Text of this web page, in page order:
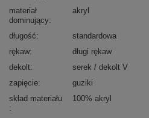
materiał
dominujący
akryl
długość
standardowa
rękaw
długi rękaw
dekolt
serek / dekolt V
zapięcie
guziki
skład materiału
100% akryl